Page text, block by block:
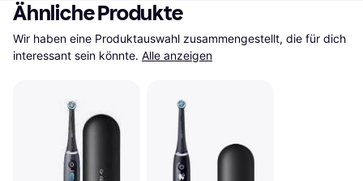
Ähnliche Produkte
Wir haben eine Produktauswahl zusammengestellt, die für dich
interessant sein könnte. Alle anzeigen